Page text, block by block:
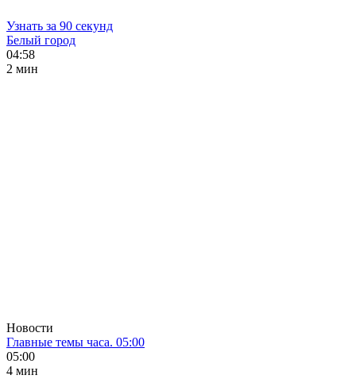
Узнать за 90 секунд
Белый город
04:58
2 мин
Новости
Главные темы часа. 05:00
05:00
4 мин